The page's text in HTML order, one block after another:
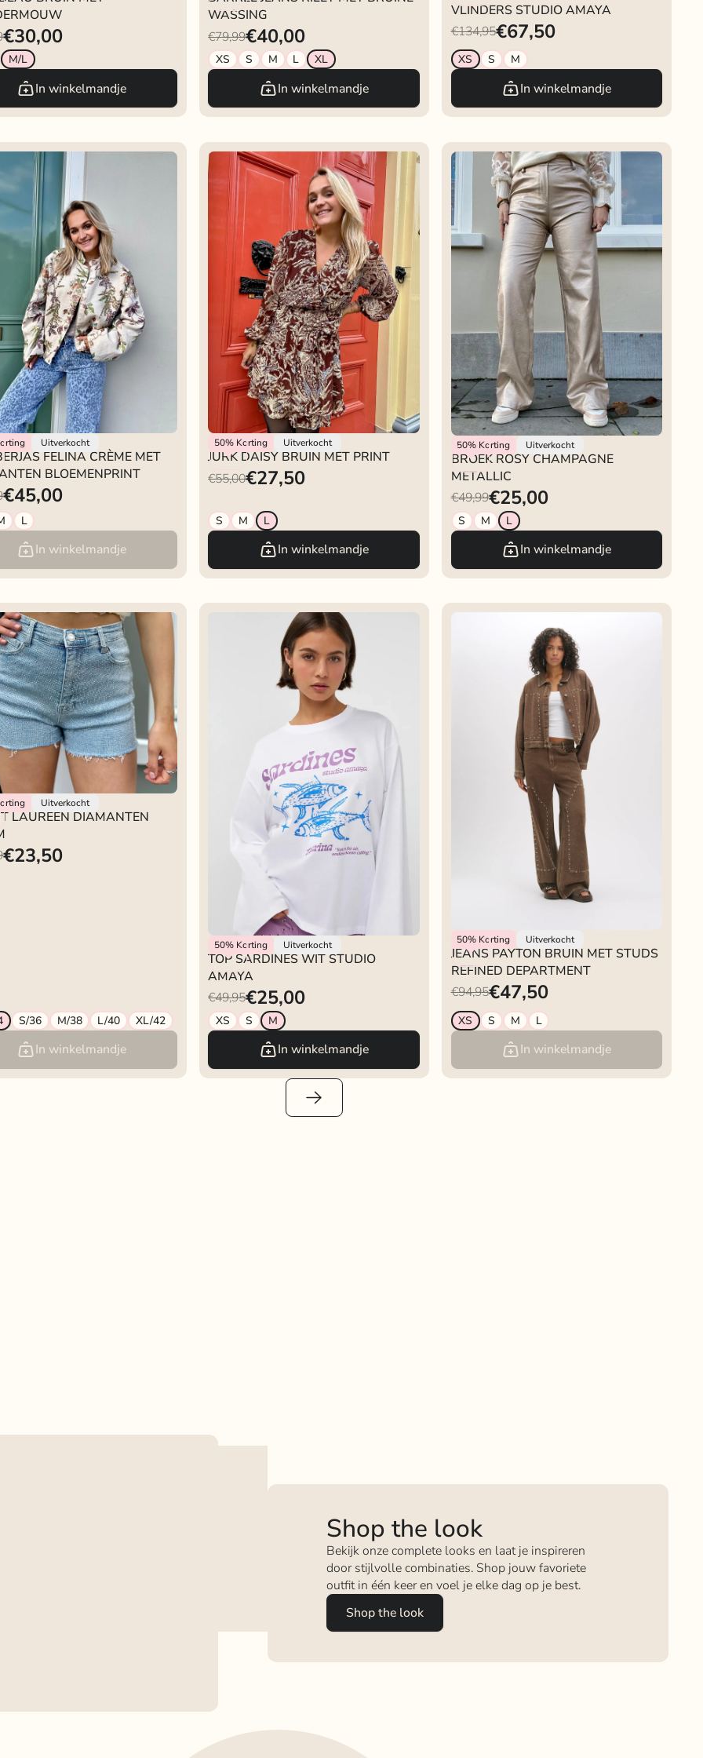
€30,00
M/L
In winkelmandje
WASSING
€79,99€40,00
XS S M L XL
In winkelmandje
VLINDERS STUDIO AMAYA
€134,95€67,50
XS S M
In winkelmandje
Uitverkocht
FELINA CRÈME MET
BLOEMENPRINT
€45,00
L
In winkelmandje
50% Korting Uitverkocht
Rokjeklokje
JURK DAISY BRUIN MET PRINT
€55,00€27,50
S M L
In winkelmandje
50% Korting Uitverkocht
Rokjeklokje
BROEK ROSY CHAMPAGNE
METALLIC
€49,99€25,00
S M L
In winkelmandje
Uitverkocht
LAUREEN DIAMANTEN
€23,50
S/36 M/38 L/40 XL/42
In winkelmandje
50% Korting Uitverkocht
Studio Amaya
TOP SARDINES WIT STUDIO
AMAYA
€49,95€25,00
XS S M
In winkelmandje
50% Korting Uitverkocht
Refined Department
JEANS PAYTON BRUIN MET STUDS
REFINED DEPARTMENT
€94,95€47,50
XS S M L
In winkelmandje
Shop the look
Bekijk onze complete looks en laat je inspireren
door stijlvolle combinaties. Shop jouw favoriete
outfit in één keer en voel je elke dag op je best.
Shop the look